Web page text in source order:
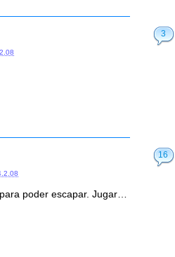
3
16
poder escapar. Jugar…